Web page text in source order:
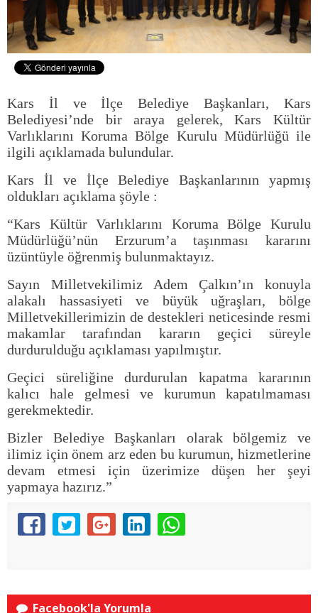
Kars İl ve İlçe Belediye Başkanları, Kars
Belediyesi’nde bir araya gelerek, Kars Kültür
Varlıklarını Koruma Bölge Kurulu Müdürlüğü ile
ilgili açıklamada bulundular.
Kars İl ve İlçe Belediye Başkanlarının yapmış
oldukları açıklama şöyle :
“Kars Kültür Varlıklarını Koruma Bölge Kurulu
Müdürlüğü’nün Erzurum’a taşınması kararını
üzüntüyle öğrenmiş bulunmaktayız.
Sayın Milletvekilimiz Adem Çalkın’ın konuyla
alakalı hassasiyeti ve büyük uğraşları, bölge
Milletvekillerimizin de destekleri neticesinde resmi
makamlar tarafından kararın geçici süreyle
durdurulduğu açıklaması yapılmıştır.
Geçici süreliğine durdurulan kapatma kararının
kalıcı hale gelmesi ve kurumun kapatılmaması
gerekmektedir.
Bizler Belediye Başkanları olarak bölgemiz ve
ilimiz için önem arz eden bu kurumun, hizmetlerine
devam etmesi için üzerimize düşen her şeyi
yapmaya hazırız.”
Facebook'la Yorumla